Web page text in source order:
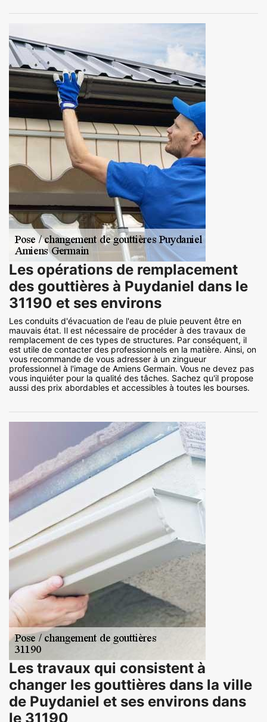
Les opérations de remplacement
des gouttières à Puydaniel dans le
31190 et ses environs
Les conduits d'évacuation de l'eau de pluie peuvent être en
mauvais état. Il est nécessaire de procéder à des travaux de
remplacement de ces types de structures. Par conséquent, il
est utile de contacter des professionnels en la matière. Ainsi, on
vous recommande de vous adresser à un zingueur
professionnel à l'image de Amiens Germain. Vous ne devez pas
vous inquiéter pour la qualité des tâches. Sachez qu'il propose
aussi des prix abordables et accessibles à toutes les bourses.
Les travaux qui consistent à
changer les gouttières dans la ville
de Puydaniel et ses environs dans
le 31190